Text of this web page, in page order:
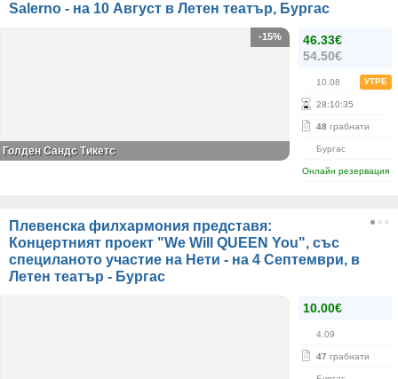
Salerno - на 10 Август в Летен театър, Бургас
46.33€
54.50€
10.08 УТРЕ
28:10:35
48 грабнати
Бургас
Онлайн резервация
-15%
Голден Сандс Тикетс
Плевенска филхармония представя:
Концертният проект "We Will QUEEN You", със
специланото участие на Нети - на 4 Септември, в
Летен театър - Бургас
10.00€
4.09
47 грабнати